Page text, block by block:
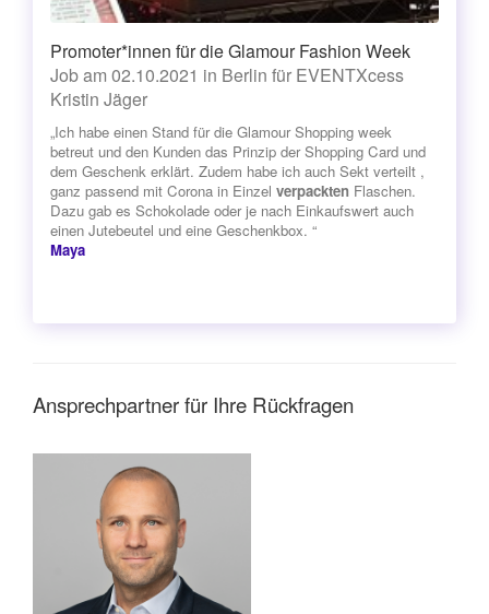
Promoter*innen für die Glamour Fashion Week
Job am 02.10.2021 in Berlin für EVENTXcess
Kristin Jäger
„Ich habe einen Stand für die Glamour Shopping week
betreut und den Kunden das Prinzip der Shopping Card und
dem Geschenk erklärt. Zudem habe ich auch Sekt verteilt ,
ganz passend mit Corona in Einzel verpackten Flaschen.
Dazu gab es Schokolade oder je nach Einkaufswert auch
einen Jutebeutel und eine Geschenkbox. “
Maya
Ansprechpartner für Ihre Rückfragen